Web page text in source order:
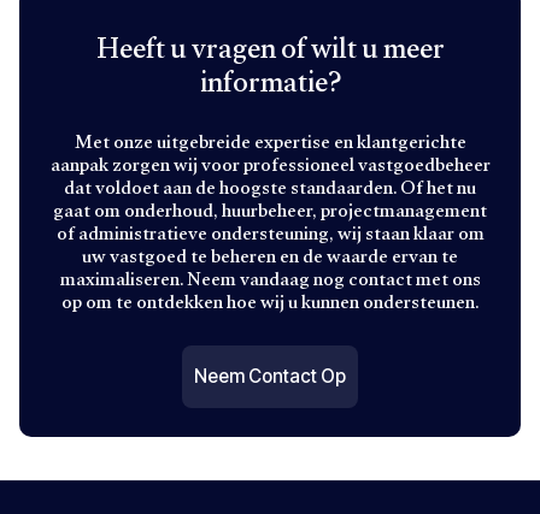
Heeft u vragen of wilt u meer
informatie?
Met onze uitgebreide expertise en klantgerichte
aanpak zorgen wij voor professioneel vastgoedbeheer
dat voldoet aan de hoogste standaarden. Of het nu
gaat om onderhoud, huurbeheer, projectmanagement
of administratieve ondersteuning, wij staan klaar om
uw vastgoed te beheren en de waarde ervan te
maximaliseren. Neem vandaag nog contact met ons
op om te ontdekken hoe wij u kunnen ondersteunen.
Neem Contact Op